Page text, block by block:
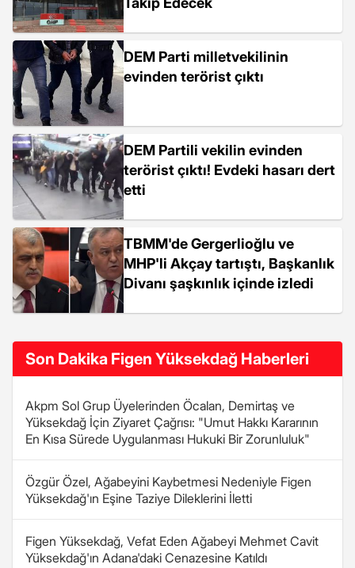
DEM Parti milletvekilinin
evinden terörist çıktı
DEM Partili vekilin evinden
terörist çıktı! Evdeki hasarı dert
etti
TBMM'de Gergerlioğlu ve
MHP'li Akçay tartıştı, Başkanlık
Divanı şaşkınlık içinde izledi
Son Dakika Figen Yüksekdağ Haberleri
Akpm Sol Grup Üyelerinden Öcalan, Demirtaş ve
Yüksekdağ İçin Ziyaret Çağrısı: "Umut Hakkı Kararının
En Kısa Sürede Uygulanması Hukuki Bir Zorunluluk"
Özgür Özel, Ağabeyini Kaybetmesi Nedeniyle Figen
Yüksekdağ'ın Eşine Taziye Dileklerini İletti
Figen Yüksekdağ, Vefat Eden Ağabeyi Mehmet Cavit
Yüksekdağ'ın Adana'daki Cenazesine Katıldı